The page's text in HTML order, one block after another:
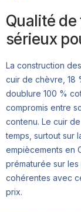
Qualité
sérieux
La construction des
cuir de chèvre, 18
doublure 100 %
compromis entre
contenu. Le cuir
temps, surtout sur
empiècements en
prématurée sur
cohérentes avec
prix.